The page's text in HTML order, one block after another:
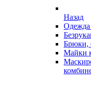
Назад
Майки